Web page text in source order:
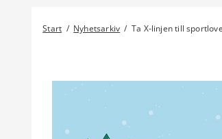
Start / Nyhetsarkiv / Ta X-linjen till